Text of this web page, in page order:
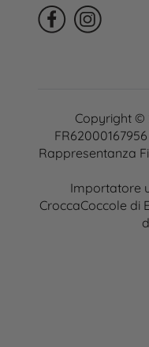
Copyright ©
FR62000167956
Rappresentanza
Importatore
CroccaCoccole di